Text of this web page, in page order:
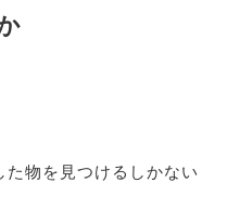
た物を見つけるしかない